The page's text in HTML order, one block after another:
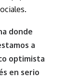
donde
a
optimista
en serio